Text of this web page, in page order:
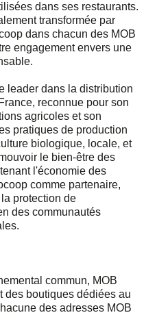
dans ses restaurants.
transformée par
dans chacun des MOB
engagement envers une
leader dans la distribution
reconnue pour son
agricoles et son
pratiques de production
biologique, locale, et
le bien-être des
l'économie des
comme partenaire,
protection de
des communautés
commun, MOB
des boutiques dédiées au
des adresses MOB